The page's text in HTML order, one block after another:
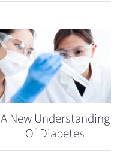
A New Understanding
Of Diabetes